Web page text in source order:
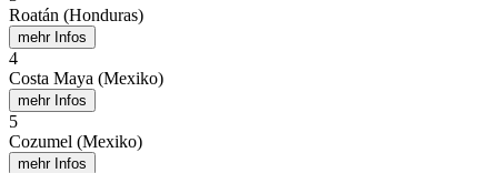
Roatán (Honduras)
mehr Infos
4
Costa Maya (Mexiko)
mehr Infos
5
Cozumel (Mexiko)
mehr Infos